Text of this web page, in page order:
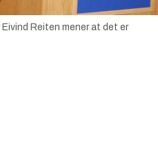
Reiten mener at det er